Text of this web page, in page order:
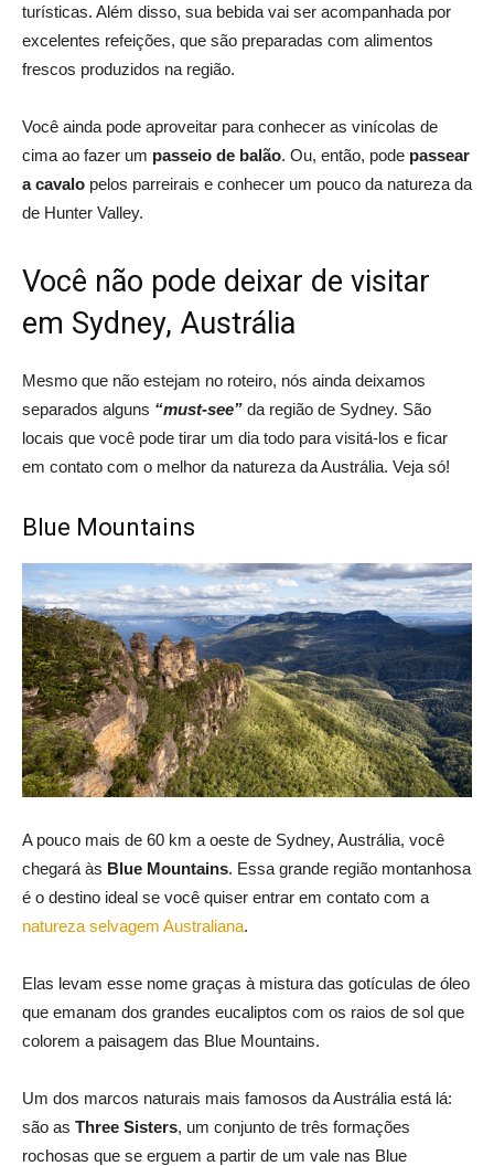
turísticas. Além disso, sua bebida vai ser acompanhada por
excelentes refeições, que são preparadas com alimentos
frescos produzidos na região.
Você ainda pode aproveitar para conhecer as vinícolas de
cima ao fazer um passeio de balão. Ou, então, pode passear
a cavalo pelos parreirais e conhecer um pouco da natureza da
de Hunter Valley.
Você não pode deixar de visitar
em Sydney, Austrália
Mesmo que não estejam no roteiro, nós ainda deixamos
separados alguns “must-see” da região de Sydney. São
locais que você pode tirar um dia todo para visitá-los e ficar
em contato com o melhor da natureza da Austrália. Veja só!
Blue Mountains
A pouco mais de 60 km a oeste de Sydney, Austrália, você
chegará às Blue Mountains. Essa grande região montanhosa
é o destino ideal se você quiser entrar em contato com a
natureza selvagem Australiana.
Elas levam esse nome graças à mistura das gotículas de óleo
que emanam dos grandes eucaliptos com os raios de sol que
colorem a paisagem das Blue Mountains.
Um dos marcos naturais mais famosos da Austrália está lá:
são as Three Sisters, um conjunto de três formações
rochosas que se erguem a partir de um vale nas Blue